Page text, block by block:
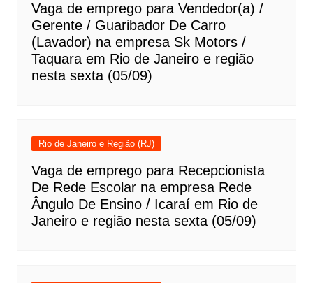
Vaga de emprego para Vendedor(a) /
Gerente / Guaribador De Carro
(Lavador) na empresa Sk Motors /
Taquara em Rio de Janeiro e região
nesta sexta (05/09)
Rio de Janeiro e Região (RJ)
Vaga de emprego para Recepcionista
De Rede Escolar na empresa Rede
Ângulo De Ensino / Icaraí em Rio de
Janeiro e região nesta sexta (05/09)